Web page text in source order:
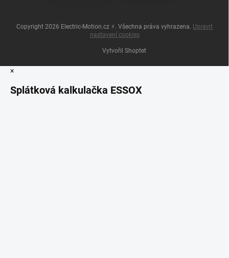
Vytvořil Shoptet
Copyright 2026 Electric-Motion.cz ⚡. Všechna práva vyhrazena. Upravit
nastavení cookies
×
Splátková kalkulačka ESSOX